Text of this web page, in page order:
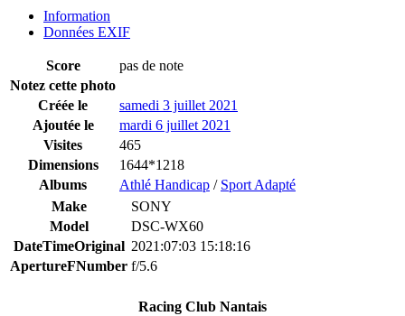
Information
Données EXIF
Score
pas de note
Notez cette photo
Créée le
samedi 3 juillet 2021
Ajoutée le
mardi 6 juillet 2021
Visites
465
Dimensions
1644*1218
Albums
Athlé Handicap / Sport Adapté
Make
SONY
Model
DSC-WX60
DateTimeOriginal 2021:07:03 15:18:16
ApertureFNumber f/5.6
Racing Club Nantais